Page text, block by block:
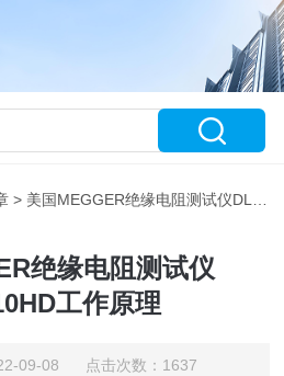
> 美国MEGGER绝缘电阻测试仪DLRO10HD工作原理
绝缘电阻测试仪
工作原理
09-08 点击次数：1637